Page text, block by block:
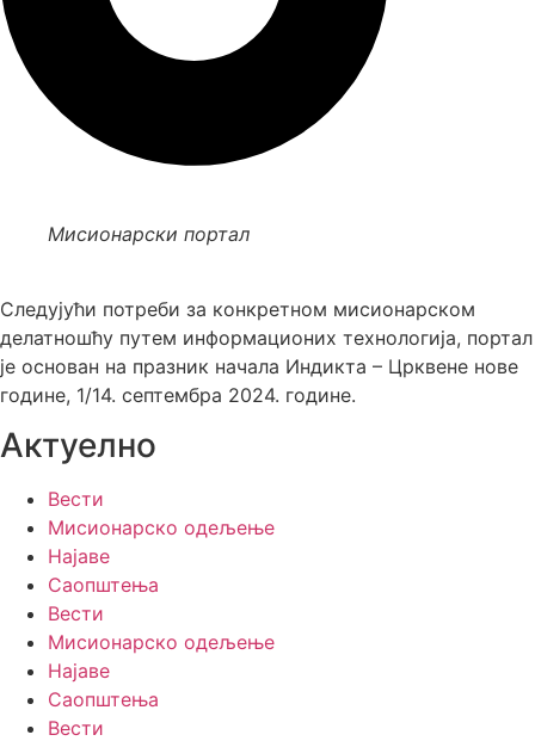
Мисионарски портал
Следујући потреби за конкретном мисионарском
делатношћу путем информационих технологија, портал
је основан на празник начала Индикта – Црквене нове
године, 1/14. септембра 2024. године.
Актуелно
Вести
Мисионарско одељење
Најаве
Саопштења
Вести
Мисионарско одељење
Најаве
Саопштења
Вести